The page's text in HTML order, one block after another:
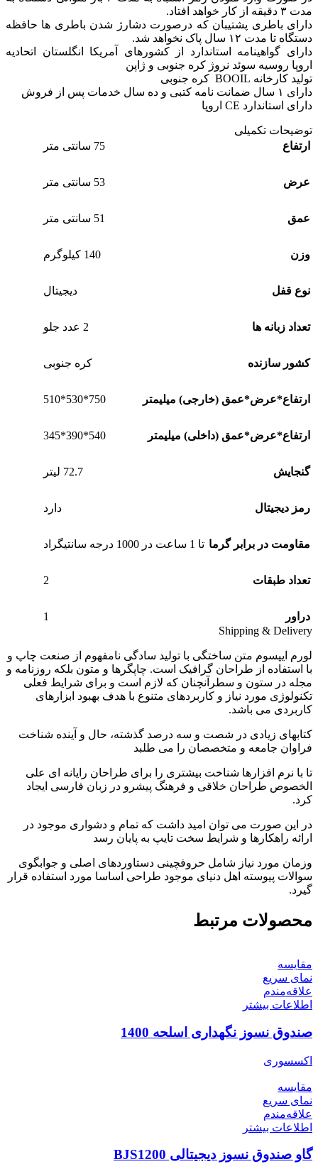
مدت ۳ دقیقه از کار خواهد افتاد.
دارای باطری پشتیبان که درصورت دشارژ شدن باطری ها حافظه
دستگاه تا مدت ۱۲ سال پاک نخواهد شد.
دارای گواهینامه استاندارد از کشورهای آمریکا انگلستان اتحادیه
اروپا روسیه سوئد نروژ کره جنوبی و ژاپن
تولید کارخانه BOOIL کره جنوبی
دارای ۱ سال ضمانت نامه کتبی و ده سال خدمات پس از فروش
دارای استاندارد CE اروپا
توضیحات تکمیلی
ارتفاع
75 سانتی متر
عرض 53 سانتی متر
عمق 51 سانتی متر
وزن 140 کیلوگرم
نوع قفل دیجیتال
تعداد زبانه ها
کشور سازنده کره جنوبی
ارتفاع*عرض*عمق (خارجی) میلیمتر
ارتفاع*عرض*عمق (داخلی) میلیمتر
گنجایش
رمز دیجیتال دارد
مقاومت در برابر گرما تا 1 ساعت در 1000 درجه سانتیگراد
تعداد طبقات 2
دراور
1
Shipping & Delivery
لورم ایپسوم متن ساختگی با تولید سادگی نامفهوم از صنعت چاپ و
با استفاده از طراحان گرافیک است. چاپگرها و متون بلکه روزنامه و
مجله در ستون و سطرآنچنان که لازم است و برای شرایط فعلی
تکنولوژی مورد نیاز و کاربردهای متنوع با هدف بهبود ابزارهای
کاربردی می باشد.
کتابهای زیادی در شصت و سه درصد گذشته، حال و آینده شناخت
فراوان جامعه و متخصصان را می طلبد
تا با نرم افزارها شناخت بیشتری را برای طراحان رایانه ای علی
الخصوص طراحان خلاقی و فرهنگ پیشرو در زبان فارسی ایجاد
کرد.
در این صورت می توان امید داشت که تمام و دشواری موجود در
ارائه راهکارها و شرایط سخت تایپ به پایان رسد
وزمان مورد نیاز شامل حروفچینی دستاوردهای اصلی و جوابگوی
سوالات پیوسته اهل دنیای موجود طراحی اساسا مورد استفاده قرار
گیرد.
محصولات مرتبط
مقایسه
نمای سریع
علاقه‌مندم
اطلاعات بیشتر
صندوق نسوز نگهداری اسلحه 1400
اکسسوری
مقایسه
نمای سریع
علاقه‌مندم
اطلاعات بیشتر
گاو صندوق نسوز دیجیتالی BJS1200